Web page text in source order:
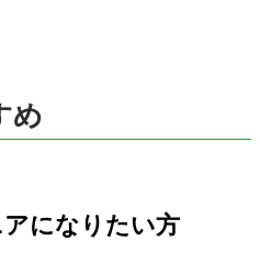
め
になりたい方